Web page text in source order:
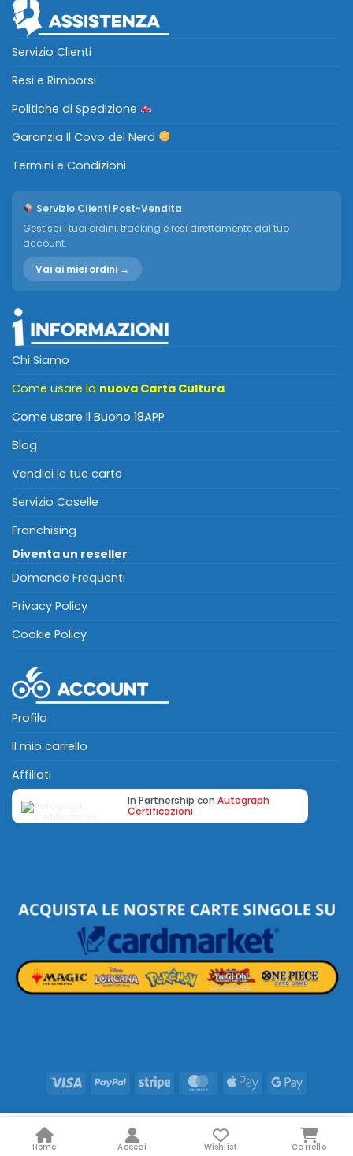
Servizio Clienti
Resi e Rimborsi
Politiche di Spedizione
Garanzia Il Covo del Nerd
Termini e Condizioni
Servizio Clienti Post-Vendita
Gestisci i tuoi ordini, tracking e resi direttamente dal tuo
account.
Vai ai miei ordini →
Chi Siamo
Come usare la nuova Carta Cultura
Come usare il Buono 18APP
Blog
Vendici le tue carte
Servizio Caselle
Franchising
Diventa un reseller
Domande Frequenti
Privacy Policy
Cookie Policy
Profilo
Il mio carrello
Affiliati
In Partnership con Autograph
Certificazioni
Visa PayPal Stripe MasterCard
Apple
Google
Home Accedi Wishlist Carrello